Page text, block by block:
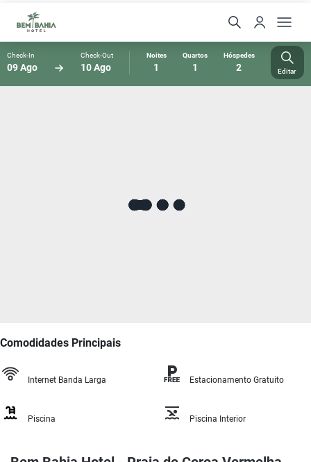
Check-In
09 Ago
Check-Out
10 Ago
Noites
1
Quartos
1
Hóspedes
2 Editar
Comodidades Principais
Internet Banda Larga Estacionamento Gratuito
Piscina Piscina Interior